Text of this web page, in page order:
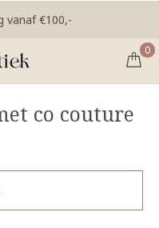
0
vanaf €100,-
co couture